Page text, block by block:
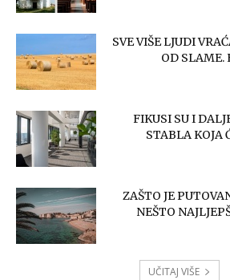
SVE VIŠE LJUDI
OD SLAME.
FIKUSI SU I
STABLA KOJA
ZAŠTO JE
NEŠTO
UČITAJ VIŠE